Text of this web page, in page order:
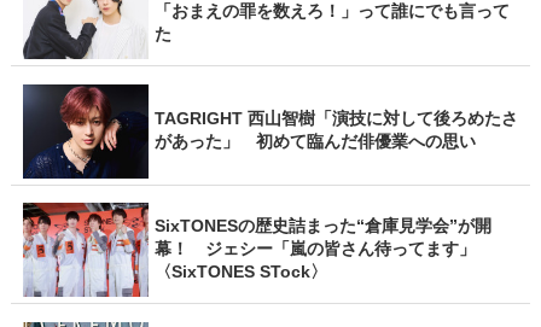
「おまえの罪を数えろ！」って誰にでも言って
た
TAGRIGHT 西山智樹「演技に対して後ろめたさ
があった」 初めて臨んだ俳優業への思い
SixTONESの歴史詰まった“倉庫見学会”が開
幕！ ジェシー「嵐の皆さん待ってます」
〈SixTONES STock〉